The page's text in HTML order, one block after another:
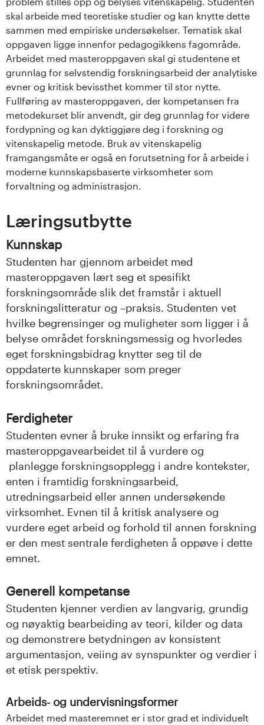
t
e
t
e
t
n
n
a
n
d
e
t
skal arbeide med teoretiske studier og kan knytte dette
sammen med empiriske undersøkelser. Tematisk skal
oppgaven ligge innenfor pedagogikkens fagområde.
Arbeidet med masteroppgaven skal gi studentene et
grunnlag for selvstendig forskningsarbeid der analytiske
evner og kritisk bevissthet kommer til stor nytte.
Fullføring av masteroppgaven, der kompetansen fra
metodekurset blir anvendt, gir deg grunnlag for videre
fordypning og kan dyktiggjøre deg i forskning og
vitenskapelig metode. Bruk av vitenskapelig
framgangsmåte er også en forutsetning for å arbeide i
moderne kunnskapsbaserte virksomheter som
forvaltning og administrasjon.
Læringsutbytte
Kunnskap
Studenten har gjennom arbeidet med
masteroppgaven lært seg et spesifikt
forskningsområde slik det framstår i aktuell
forskningslitteratur og –praksis. Studenten vet
hvilke begrensinger og muligheter som ligger i å
belyse området forskningsmessig og hvorledes
eget forskningsbidrag knytter seg til de
oppdaterte kunnskaper som preger
forskningsområdet.
Ferdigheter
Studenten evner å bruke innsikt og erfaring fra
masteroppgavearbeidet til å vurdere og
planlegge forskningsopplegg i andre kontekster,
enten i framtidig forskningsarbeid,
utredningsarbeid eller annen undersøkende
virksomhet. Evnen til å kritisk analysere og
vurdere eget arbeid og forhold til annen forskning
er den mest sentrale ferdigheten å oppøve i dette
emnet.
Generell kompetanse
Studenten kjenner verdien av langvarig, grundig
og nøyaktig bearbeiding av teori, kilder og data
og demonstrere betydningen av konsistent
argumentasjon, veiing av synspunkter og verdier i
et etisk perspektiv.
Arbeids- og undervisningsformer
Arbeidet med masteremnet er i stor grad et individuelt